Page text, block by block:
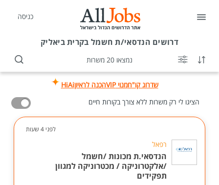
כניסה
דרושים הנדסאי/ת חשמל בקרית ביאליק
נמצאו 20 משרות
שדרוג קו"חמנוי VIP הכנה לראיוןHiAi
הציגו לי רק משרות ללא צורך בקורות חיים
לפני 4 שעות
רפאל
הנדסאי.ת מכונות /חשמל
/אלקטרוניקה / מכטרוניקה למגוון
תפקידים